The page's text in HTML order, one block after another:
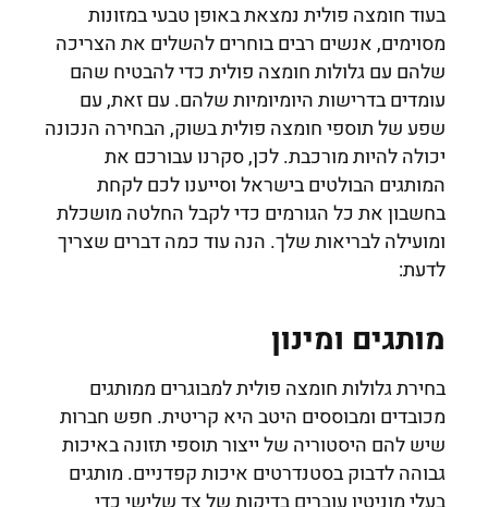
בעוד חומצה פולית נמצאת באופן טבעי במזונות
מסוימים, אנשים רבים בוחרים להשלים את הצריכה
שלהם עם גלולות חומצה פולית כדי להבטיח שהם
עומדים בדרישות היומיומיות שלהם. עם זאת, עם
שפע של תוספי חומצה פולית בשוק, הבחירה הנכונה
יכולה להיות מורכבת. לכן, סקרנו עבורכם את
המותגים הבולטים בישראל וסייענו לכם לקחת
בחשבון את כל הגורמים כדי לקבל החלטה מושכלת
ומועילה לבריאות שלך. הנה עוד כמה דברים שצריך
לדעת:
מותגים ומינון
בחירת גלולות חומצה פולית למבוגרים ממותגים
מכובדים ומבוססים היטב היא קריטית. חפש חברות
שיש להם היסטוריה של ייצור תוספי תזונה באיכות
גבוהה לדבוק בסטנדרטים איכות קפדניים. מותגים